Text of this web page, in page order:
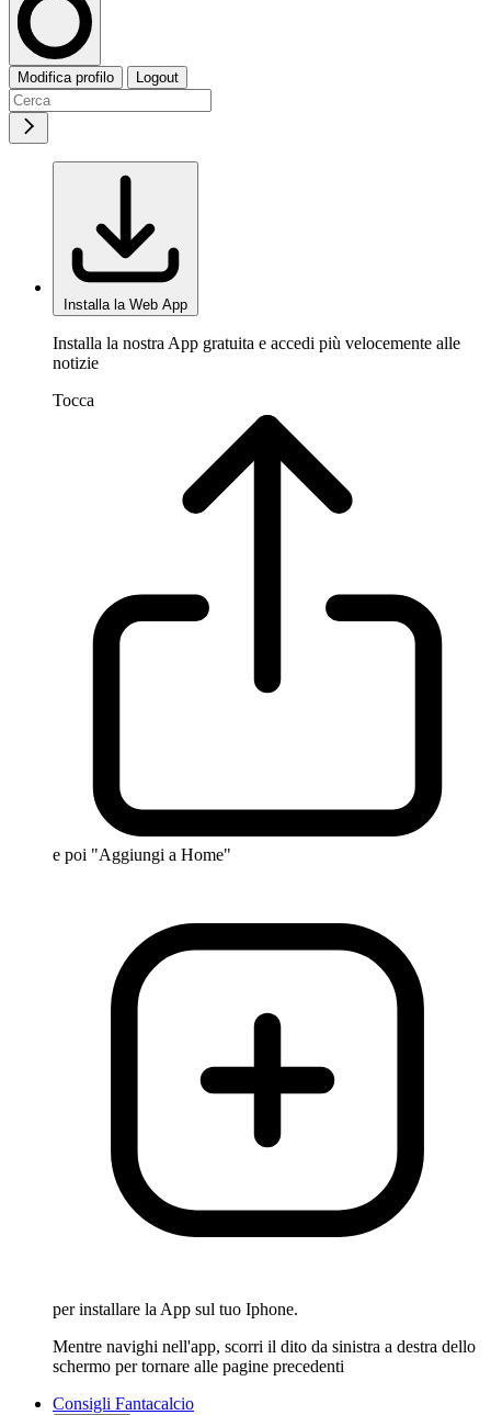
Modifica profilo Logout
Installa la Web App
Installa la nostra App gratuita e accedi più velocemente alle
notizie
Tocca
e poi "Aggiungi a Home"
per installare la App sul tuo Iphone.
Mentre navighi nell'app, scorri il dito da sinistra a destra dello
schermo per tornare alle pagine precedenti
Consigli Fantacalcio